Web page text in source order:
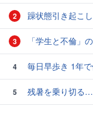
2 躁状態引き起こ
3 「学生と不倫」
4 毎日早歩き 1年
5
残暑を乗り切る